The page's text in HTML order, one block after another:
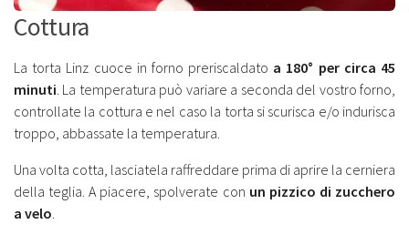
Cottura
La torta Linz cuoce in forno preriscaldato a 180° per circa 45
minuti. La temperatura può variare a seconda del vostro forno,
controllate la cottura e nel caso la torta si scurisca e/o indurisca
troppo, abbassate la temperatura.
Una volta cotta, lasciatela raffreddare prima di aprire la cerniera
della teglia. A piacere, spolverate con un pizzico di zucchero
a velo.